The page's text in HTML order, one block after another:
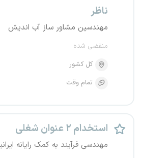
ناظر
مهندسین مشاور ساز آب اندیش
منقضی شده
کل کشور
تمام وقت
استخدام ۲ عنوان شغلی
مهندسی فرآیند به کمک رایانه